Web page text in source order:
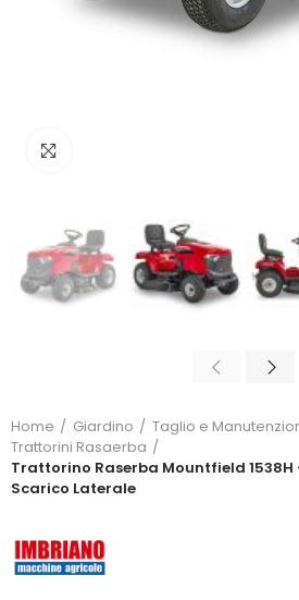
Home Giardino
Taglio e
Trattorini Rasaerba
Trattorino Raserba Mountfield
Scarico Laterale